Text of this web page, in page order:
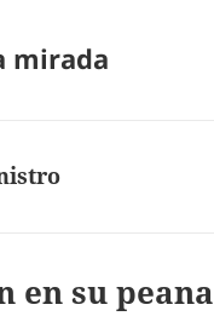
mirada
en su peana